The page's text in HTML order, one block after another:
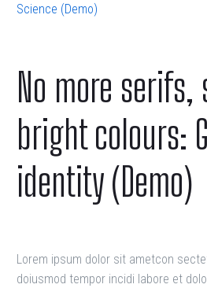
Science (Demo)
No more serifs,
bright colours:
identity (Demo)
Lorem ipsum dolor sit ametcon
doiusmod tempor incidi labore et